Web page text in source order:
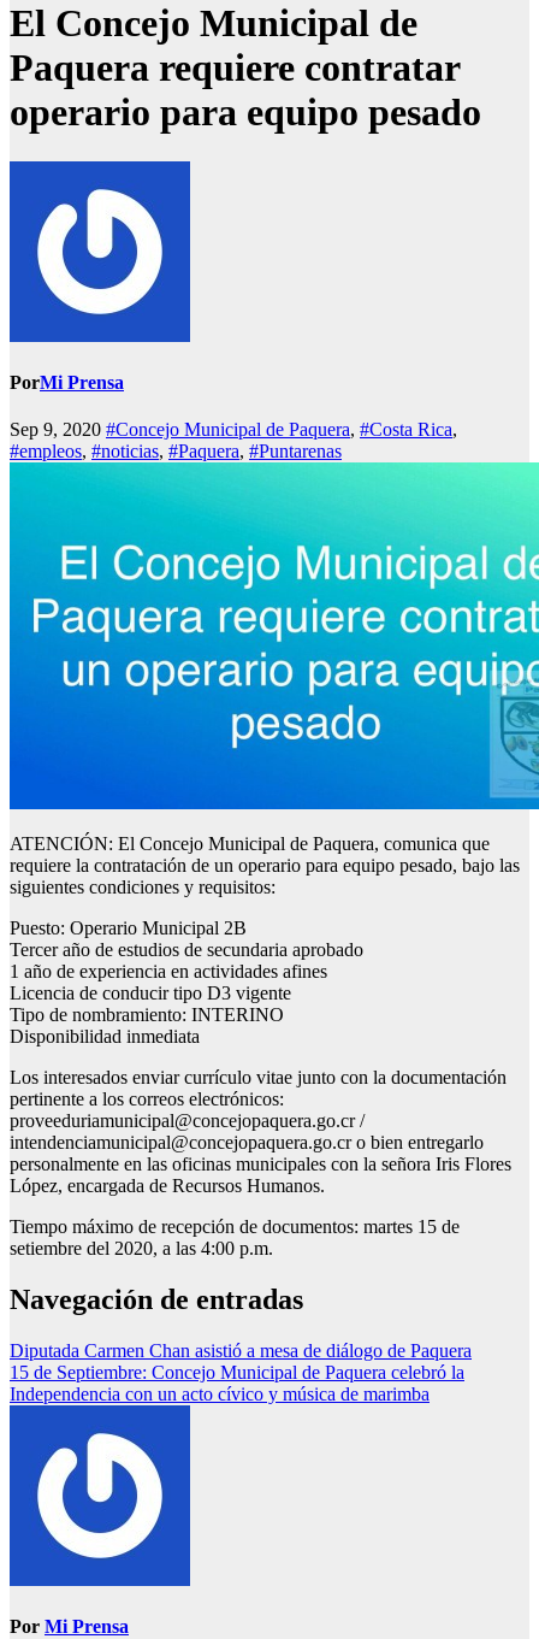
El Concejo Municipal de
Paquera requiere contratar
operario para equipo pesado
PorMi Prensa
Sep 9, 2020 #Concejo Municipal de Paquera, #Costa Rica,
#empleos, #noticias, #Paquera, #Puntarenas
ATENCIÓN: El Concejo Municipal de Paquera, comunica que
requiere la contratación de un operario para equipo pesado, bajo las
siguientes condiciones y requisitos:
Puesto: Operario Municipal 2B
Tercer año de estudios de secundaria aprobado
1 año de experiencia en actividades afines
Licencia de conducir tipo D3 vigente
Tipo de nombramiento: INTERINO
Disponibilidad inmediata
Los interesados enviar currículo vitae junto con la documentación
pertinente a los correos electrónicos:
proveeduriamunicipal@concejopaquera.go.cr /
intendenciamunicipal@concejopaquera.go.cr o bien entregarlo
personalmente en las oficinas municipales con la señora Iris Flores
López, encargada de Recursos Humanos.
Tiempo máximo de recepción de documentos: martes 15 de
setiembre del 2020, a las 4:00 p.m.
Navegación de entradas
Diputada Carmen Chan asistió a mesa de diálogo de Paquera
15 de Septiembre: Concejo Municipal de Paquera celebró la
Independencia con un acto cívico y música de marimba
Por Mi Prensa